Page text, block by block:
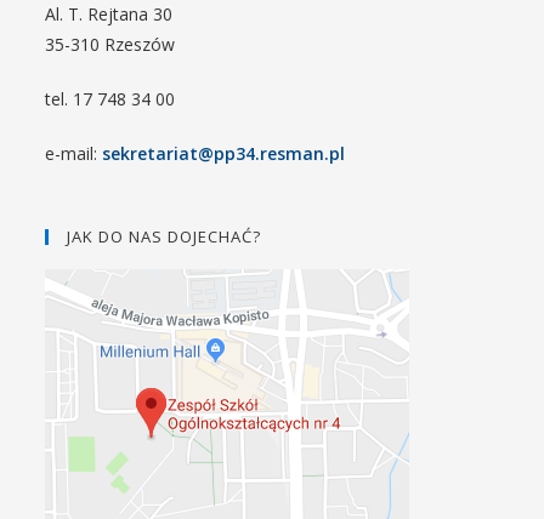
Al. T. Rejtana 30
35-310 Rzeszów
tel. 17 748 34 00
e-mail: sekretariat@pp34.resman.pl
JAK DO NAS DOJECHAĆ?